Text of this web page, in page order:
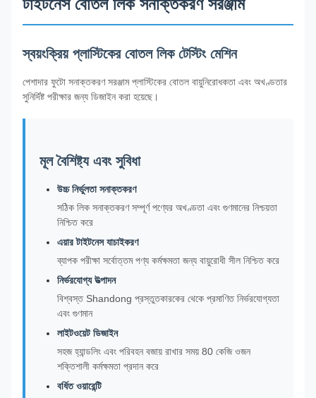
টাইটনেস বোতল লিক সনাক্তকরণ সরঞ্জাম
স্বয়ংক্রিয় প্লাস্টিকের বোতল লিক টেস্টিং মেশিন
পেশাদার ফুটো সনাক্তকরণ সরঞ্জাম প্লাস্টিকের বোতল বায়ুনিরোধকতা এবং অখণ্ডতার
সুনির্দিষ্ট পরীক্ষার জন্য ডিজাইন করা হয়েছে।
মূল বৈশিষ্ট্য এবং সুবিধা
উচ্চ নির্ভুলতা সনাক্তকরণ
সঠিক লিক সনাক্তকরণ সম্পূর্ণ পণ্যের অখণ্ডতা এবং গুণমানের নিশ্চয়তা
নিশ্চিত করে
এয়ার টাইটনেস যাচাইকরণ
ব্যাপক পরীক্ষা সর্বোত্তম পণ্য কর্মক্ষমতা জন্য বায়ুরোধী সীল নিশ্চিত করে
নির্ভরযোগ্য উত্পাদন
বিশ্বস্ত Shandong প্রস্তুতকারকের থেকে প্রমাণিত নির্ভরযোগ্যতা
এবং গুণমান
লাইটওয়েট ডিজাইন
সহজ হ্যান্ডলিং এবং পরিবহন বজায় রাখার সময় 80 কেজি ওজন
শক্তিশালী কর্মক্ষমতা প্রদান করে
বর্ধিত ওয়ারেন্টি